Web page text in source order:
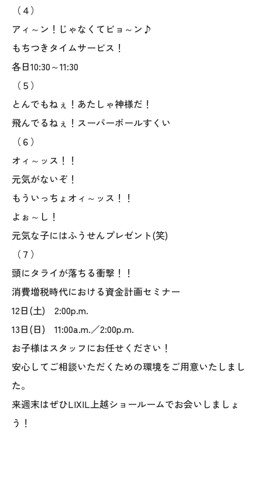
（４）
アィ～ン！じゃなくてビョ～ン♪
もちつきタイムサービス！
各日10:30～11:30
（５）
とんでもねぇ！あたしゃ神様だ！
飛んでるねぇ！スーパーボールすくい
（６）
オィ～ッス！！
元気がないぞ！
もういっちょオィ～ッス！！
よぉ～し！
元気な子にはふうせんプレゼント(笑)
（７）
頭にタライが落ちる衝撃！！
消費増税時代における資金計画セミナー
12日(土) 2:00p.m.
13日(日) 11:00a.m.／2:00p.m.
お子様はスタッフにお任せください！
安心してご相談いただくための環境をご用意いたしまし
た。
来週末はぜひLIXIL上越ショールームでお会いしましょ
う！